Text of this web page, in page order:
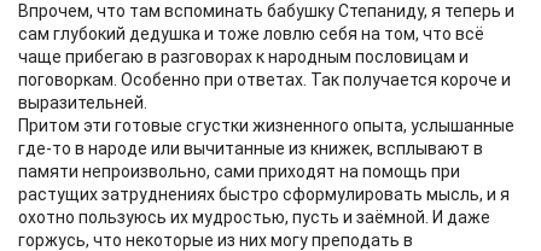
Впрочем, что там вспоминать бабушку Степаниду, я теперь и
сам глубокий дедушка и тоже ловлю себя на том, что всё
чаще прибегаю в разговорах к народным пословицам и
поговоркам. Особенно при ответах. Так получается короче и
выразительней.
Притом эти готовые сгустки жизненного опыта, услышанные
где-то в народе или вычитанные из книжек, всплывают в
памяти непроизвольно, сами приходят на помощь при
растущих затруднениях быстро сформулировать мысль, и я
охотно пользуюсь их мудростью, пусть и заёмной. И даже
горжусь, что некоторые из них могу преподать в